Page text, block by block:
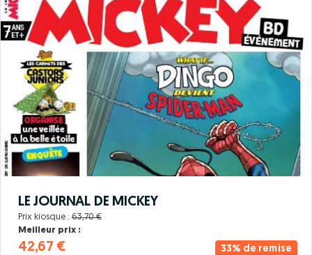
33% de remise
LE JOURNAL DE MICKEY
Prix kiosque : 63,70 €
Meilleur prix :
42,67 €